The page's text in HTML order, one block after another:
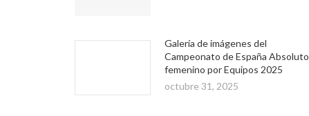
Galería de imágenes del
Campeonato de España Absoluto
femenino por Equipos 2025
octubre 31, 2025